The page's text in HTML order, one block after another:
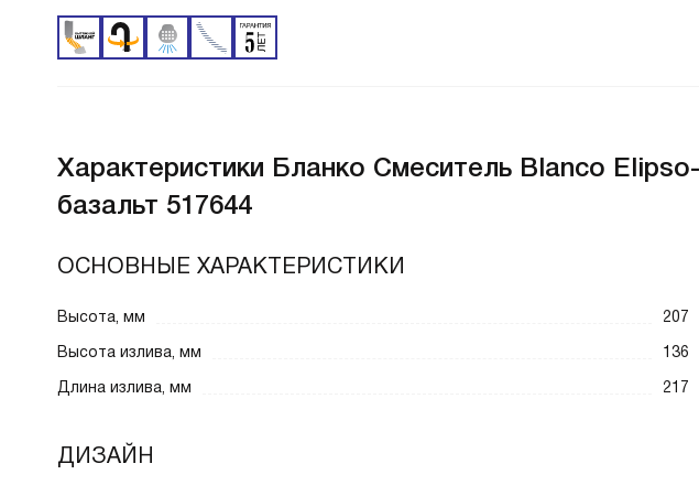
Характеристики Бланко Смеситель Blanco
базальт 517644
ОСНОВНЫЕ ХАРАКТЕРИСТИКИ
Высота, мм
207
Высота излива, мм
136
Длина излива, мм
217
ДИЗАЙН